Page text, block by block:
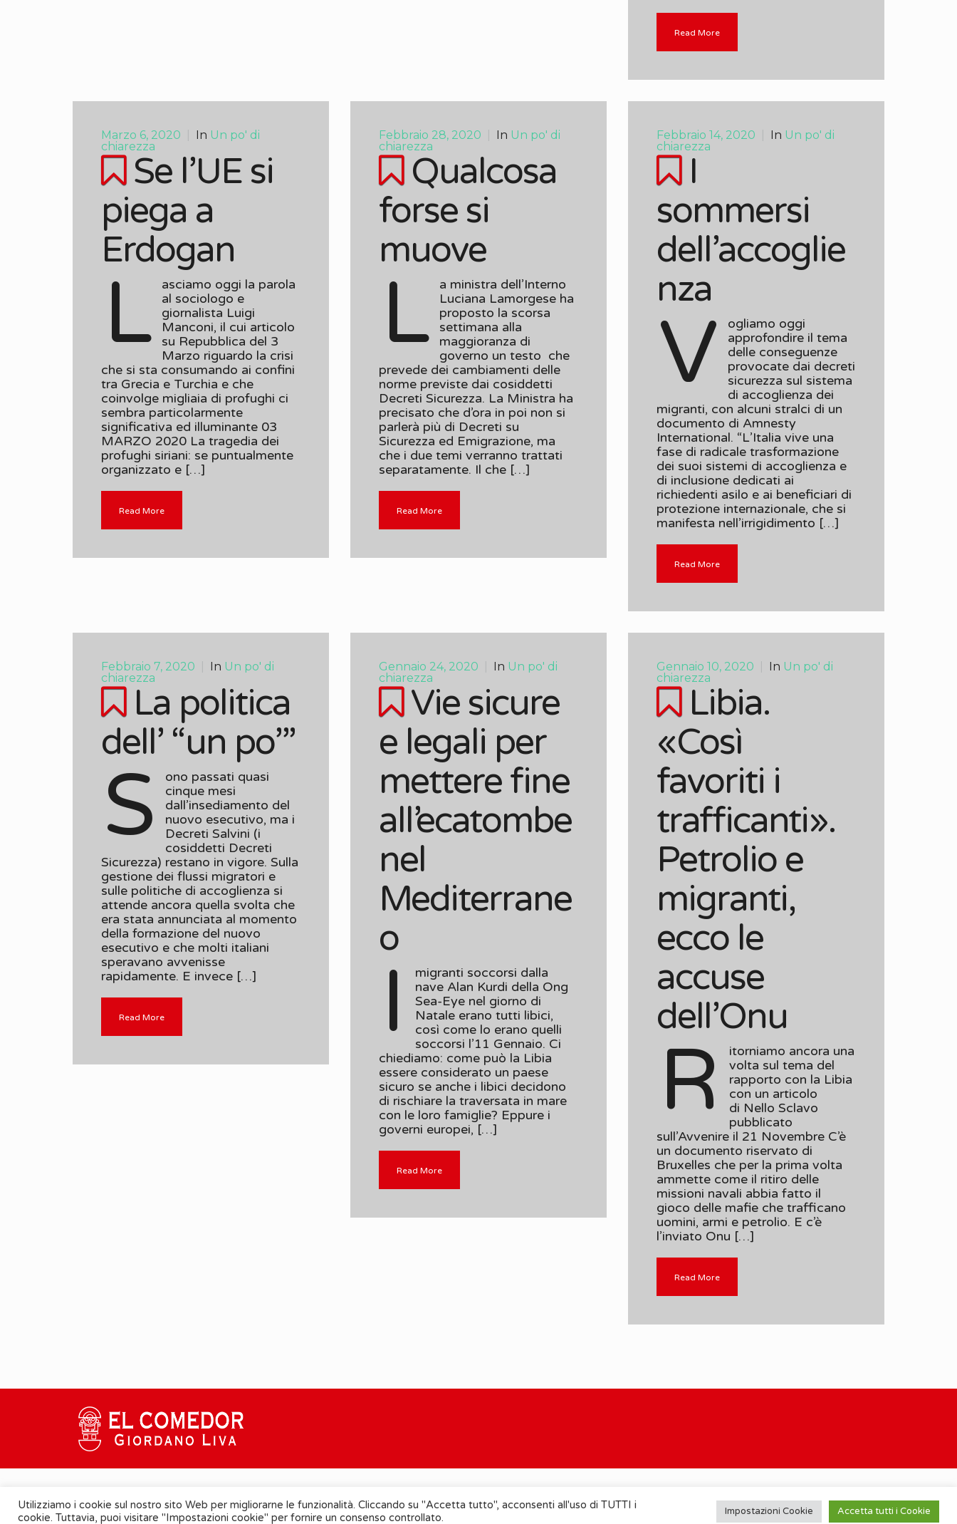
Read More
Marzo 6, 2020 In Un po' di
chiarezza
Se l’UE si
piega a
Erdogan
L
asciamo oggi la parola
al sociologo e
giornalista Luigi
Manconi, il cui articolo
su Repubblica del 3
Marzo riguardo la crisi
che si sta consumando ai confini
tra Grecia e Turchia e che
coinvolge migliaia di profughi ci
sembra particolarmente
significativa ed illuminante 03
MARZO 2020 La tragedia dei
profughi siriani: se puntualmente
organizzato e […]
Read More
Febbraio 28, 2020 In Un po' di
chiarezza
Qualcosa
forse si
muove
L
a ministra dell’Interno
Luciana Lamorgese ha
proposto la scorsa
settimana alla
maggioranza di
governo un testo che
prevede dei cambiamenti delle
norme previste dai cosiddetti
Decreti Sicurezza. La Ministra ha
precisato che d’ora in poi non si
parlerà più di Decreti su
Sicurezza ed Emigrazione, ma
che i due temi verranno trattati
separatamente. Il che […]
Read More
Febbraio 14, 2020 In Un po' di
chiarezza
I
sommersi
dell’accoglie
nza
V
ogliamo oggi
approfondire il tema
delle conseguenze
provocate dai decreti
sicurezza sul sistema
di accoglienza dei
migranti, con alcuni stralci di un
documento di Amnesty
International. “L’Italia vive una
fase di radicale trasformazione
dei suoi sistemi di accoglienza e
di inclusione dedicati ai
richiedenti asilo e ai beneficiari di
protezione internazionale, che si
manifesta nell’irrigidimento […]
Read More
Febbraio 7, 2020 In Un po' di
chiarezza
La politica
dell’ “un po’”
S
ono passati quasi
cinque mesi
dall’insediamento del
nuovo esecutivo, ma i
Decreti Salvini (i
cosiddetti Decreti
Sicurezza) restano in vigore. Sulla
gestione dei flussi migratori e
sulle politiche di accoglienza si
attende ancora quella svolta che
era stata annunciata al momento
della formazione del nuovo
esecutivo e che molti italiani
speravano avvenisse
rapidamente. E invece […]
Read More
Gennaio 24, 2020 In Un po' di
chiarezza
Vie sicure
e legali per
mettere fine
all’ecatombe
nel
Mediterrane
o
I
migranti soccorsi dalla
nave Alan Kurdi della Ong
Sea-Eye nel giorno di
Natale erano tutti libici,
così come lo erano quelli
soccorsi l’11 Gennaio. Ci
chiediamo: come può la Libia
essere considerato un paese
sicuro se anche i libici decidono
di rischiare la traversata in mare
con le loro famiglie? Eppure i
governi europei, […]
Read More
Gennaio 10, 2020 In Un po' di
chiarezza
Libia.
«Così
favoriti i
trafficanti».
Petrolio e
migranti,
ecco le
accuse
dell’Onu
R
itorniamo ancora una
volta sul tema del
rapporto con la Libia
con un articolo
di Nello Sclavo
pubblicato
sull’Avvenire il 21 Novembre C’è
un documento riservato di
Bruxelles che per la prima volta
ammette come il ritiro delle
missioni navali abbia fatto il
gioco delle mafie che trafficano
uomini, armi e petrolio. E c’è
l’inviato Onu […]
Read More
Cookie Policy - Informativa Privacy
Utilizziamo i cookie sul nostro sito Web per migliorarne le funzionalità. Cliccando su "Accetta tutto", acconsenti all'uso di TUTTI i
cookie. Tuttavia, puoi visitare "Impostazioni cookie" per fornire un consenso controllato.
Impostazioni Cookie Accetta tutti i Cookie